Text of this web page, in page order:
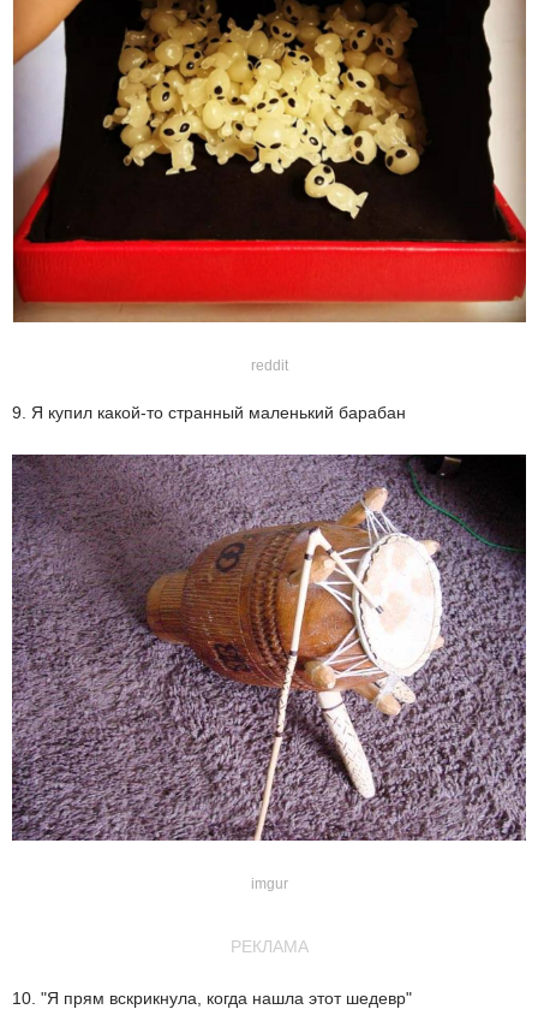
reddit
9. Я купил какой-то странный маленький барабан
imgur
РЕКЛАМА
10. "Я прям вскрикнула, когда нашла этот шедевр"